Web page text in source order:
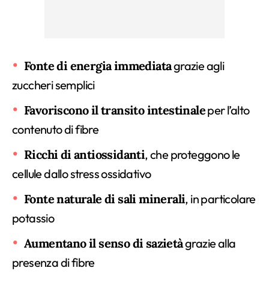
Fonte di energia immediatagrazie agli
zuccheri semplici
Favoriscono il transito intestinaleper l’alto
contenuto di fibre
Ricchi di antiossidanti, che proteggono le
cellule dallo stress ossidativo
Fonte naturale di sali minerali, in particolare
potassio
Aumentano il senso di sazietàgrazie alla
presenza di fibre